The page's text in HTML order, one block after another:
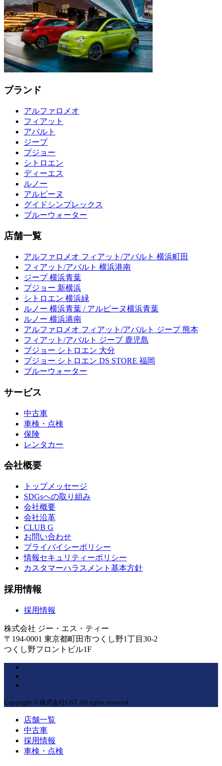
ブランド
アルファロメオ
フィアット
アバルト
ジープ
プジョー
シトロエン
ディーエス
ルノー
アルピーヌ
グイドシンプレックス
ブルーウォーター
店舗一覧
アルファロメオ フィアット/アバルト 横浜町田
フィアット/アバルト 横浜港南
ジープ 横浜青葉
プジョー 新横浜
シトロエン 横浜緑
ルノー 横浜青葉 / アルピーヌ横浜青葉
ルノー 横浜港南
アルファロメオ フィアット/アバルト ジープ 熊本
フィアット/アバルト ジープ 鹿児島
プジョー シトロエン 大分
プジョー シトロエン DS STORE 福岡
ブルーウォーター
サービス
中古車
車検・点検
保険
レンタカー
会社概要
トップメッセージ
SDGsへの取り組み
会社概要
会社沿革
CLUB G
お問い合わせ
プライバイシーポリシー
情報セキュリティーポリシー
カスタマーハラスメント基本方針
採用情報
採用情報
株式会社 ジー・エス・ティー
〒194-0001 東京都町田市つくし野1丁目30-2
つくし野フロントビル1F
Copyright © 株式会社GST. All rights reserved.
店舗一覧
中古車
採用情報
車検・点検